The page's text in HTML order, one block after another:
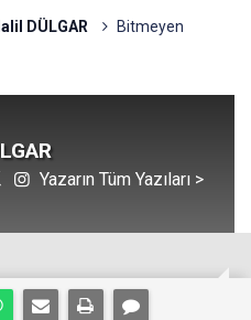
DÜLGAR
Bitmeyen
Yazarın Tüm Yazıları >